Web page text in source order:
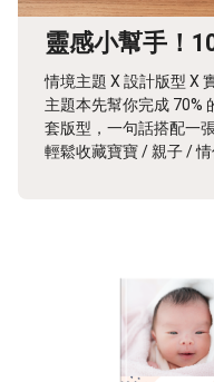
靈感小幫手！
情境主題 X 設計版型 X
主題本先幫你完成 70%
套版型，一句話搭配一
輕鬆收藏寶寶 / 親子 /